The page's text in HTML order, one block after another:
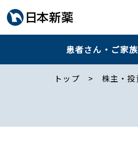
患者さん・ご家
トップ 株主・